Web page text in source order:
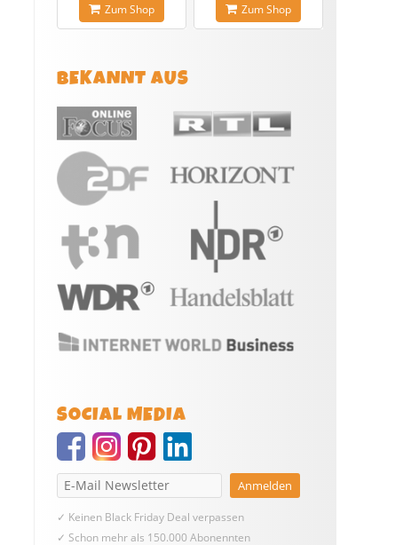
Zum Shop Zum Shop
BEKANNT AUS
SOCIAL MEDIA
✓ Keinen Black Friday Deal verpassen
✓ Schon mehr als 150.000 Abonennten